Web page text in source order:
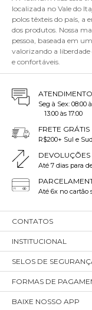
localizada no Vale do
polos têxteis do país, a
dos produtos. Nossa
pessoa, baseada em
valorizando a liberdade
e confortáveis.
ATENDIMENTO
Seg à Sex: 08:00
13:00 às 17:00
FRETE GRÁTIS
R$200+ Sul e
DEVOLUÇÕES
Até 7 dias para
Até 6x no cartão
CONTATOS
INSTITUCIONAL
SELOS DE
FORMAS DE
BAIXE NOSSO APP